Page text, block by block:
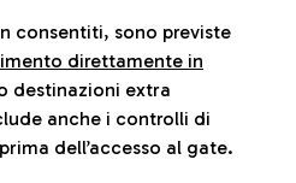
consentiti, sono previste
direttamente in
destinazioni extra
anche i controlli di
prima dell’accesso al gate.